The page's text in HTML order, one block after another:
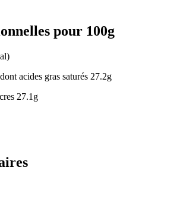
pour 100g
acides gras saturés 27.2g
27.1g